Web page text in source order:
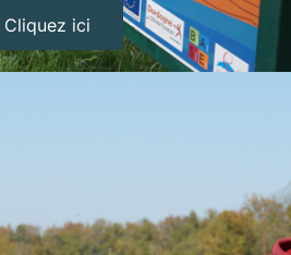
Cliquez ici